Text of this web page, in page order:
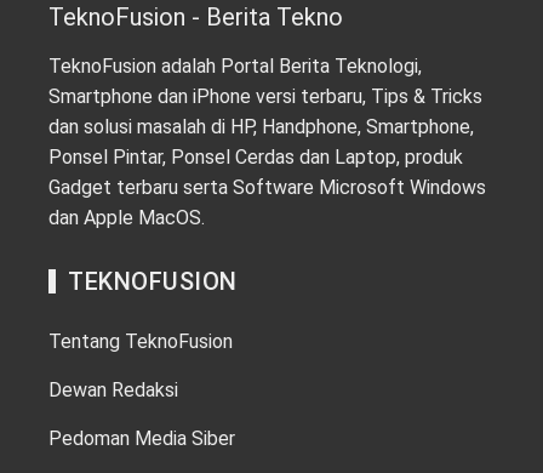
TeknoFusion - Berita Tekno
TeknoFusion adalah Portal Berita Teknologi,
Smartphone dan iPhone versi terbaru, Tips & Tricks
dan solusi masalah di HP, Handphone, Smartphone,
Ponsel Pintar, Ponsel Cerdas dan Laptop, produk
Gadget terbaru serta Software Microsoft Windows
dan Apple MacOS.
TEKNOFUSION
Tentang TeknoFusion
Dewan Redaksi
Pedoman Media Siber